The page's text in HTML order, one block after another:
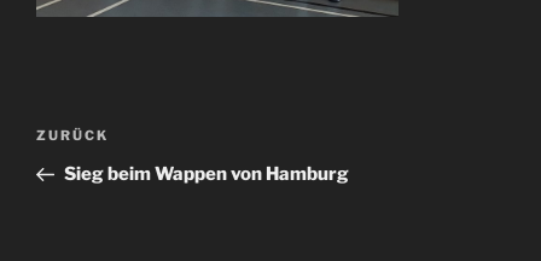
Beitragsnavigation
Vorheriger
Beitrag
ZURÜCK
Sieg beim Wappen von Hamburg